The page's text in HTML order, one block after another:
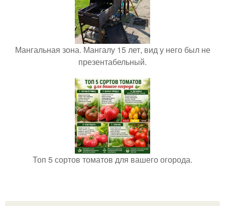
Мангальная зона. Мангалу 15 лет, вид у него был не
презентабельный.
Топ 5 сортов томатов для вашего огорода.